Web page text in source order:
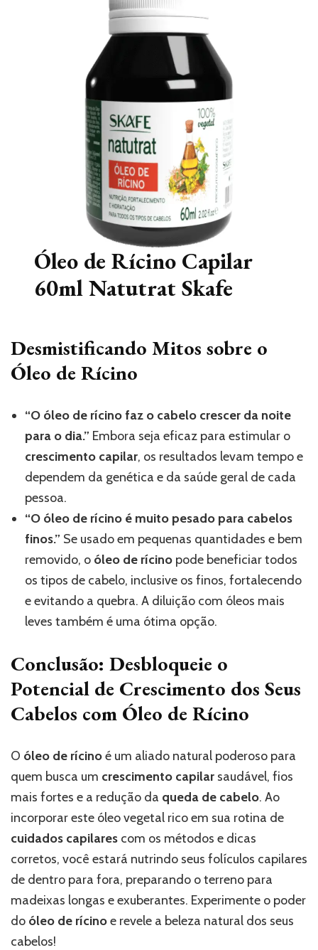
Óleo de Rícino Capilar
60ml Natutrat Skafe
Desmistificando Mitos sobre o
Óleo de Rícino
“O óleo de rícino faz o cabelo crescer da noite
para o dia.” Embora seja eficaz para estimular o
crescimento capilar, os resultados levam tempo e
dependem da genética e da saúde geral de cada
pessoa.
“O óleo de rícino é muito pesado para cabelos
finos.” Se usado em pequenas quantidades e bem
removido, o óleo de rícino pode beneficiar todos
os tipos de cabelo, inclusive os finos, fortalecendo
e evitando a quebra. A diluição com óleos mais
leves também é uma ótima opção.
Conclusão: Desbloqueie o
Potencial de Crescimento dos Seus
Cabelos com Óleo de Rícino
O óleo de rícinoé um aliado natural poderoso para
quem busca um crescimento capilar saudável, fios
mais fortes e a redução da queda de cabelo. Ao
incorporar este óleo vegetal rico em sua rotina de
cuidados capilares com os métodos e dicas
corretos, você estará nutrindo seus folículos capilares
de dentro para fora, preparando o terreno para
madeixas longas e exuberantes. Experimente o poder
do óleo de rícinoe revele a beleza natural dos seus
cabelos!